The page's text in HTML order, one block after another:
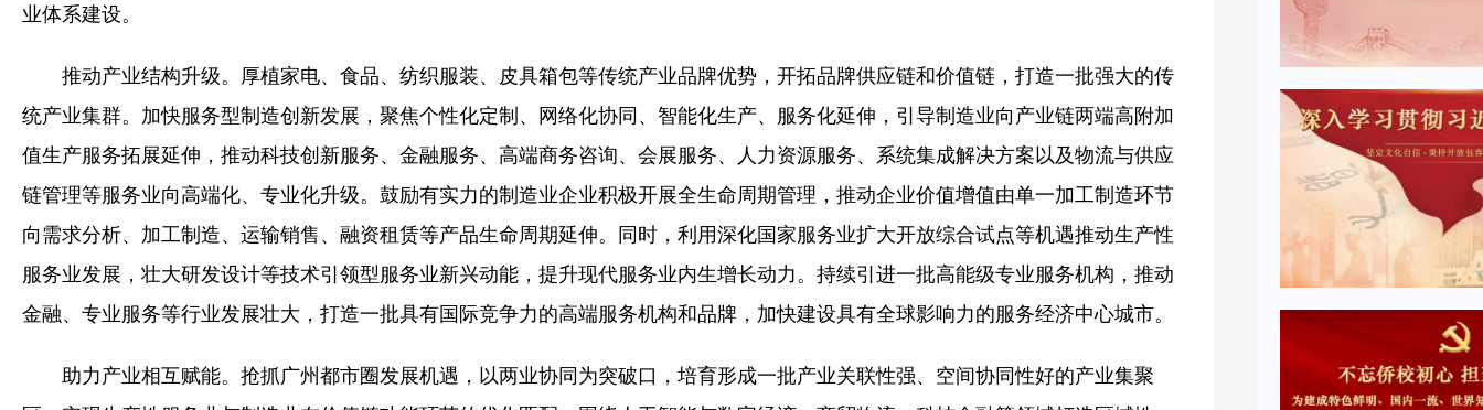
业体系建设。
推动产业结构升级。厚植家电、食品、纺织服装、皮具箱包等传统产业品牌优势，开拓品牌供应链和价值链，打造一批强大的传
统产业集群。加快服务型制造创新发展，聚焦个性化定制、网络化协同、智能化生产、服务化延伸，引导制造业向产业链两端高附加
值生产服务拓展延伸，推动科技创新服务、金融服务、高端商务咨询、会展服务、人力资源服务、系统集成解决方案以及物流与供应
链管理等服务业向高端化、专业化升级。鼓励有实力的制造业企业积极开展全生命周期管理，推动企业价值增值由单一加工制造环节
向需求分析、加工制造、运输销售、融资租赁等产品生命周期延伸。同时，利用深化国家服务业扩大开放综合试点等机遇推动生产性
服务业发展，壮大研发设计等技术引领型服务业新兴动能，提升现代服务业内生增长动力。持续引进一批高能级专业服务机构，推动
金融、专业服务等行业发展壮大，打造一批具有国际竞争力的高端服务机构和品牌，加快建设具有全球影响力的服务经济中心城市。
助力产业相互赋能。抢抓广州都市圈发展机遇，以两业协同为突破口，培育形成一批产业关联性强、空间协同性好的产业集聚